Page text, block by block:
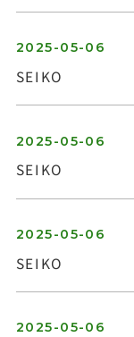
2025-05-06
SEIKO
2025-05-06
SEIKO
2025-05-06
SEIKO
2025-05-06